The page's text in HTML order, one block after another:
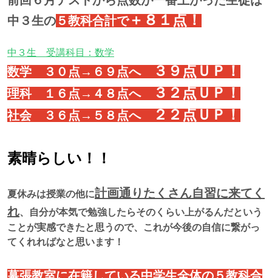
中３生の ５教科合計で＋８１点！
中３生 受講科目：数学
数学 ３０点→６９点へ ３９点ＵＰ！
理科 １６点→４８点へ ３２点ＵＰ！
社会 ３６点→５８点へ ２２点ＵＰ！
素晴らしい！！
夏休みは授業の他に計画通りたくさん自習に来てく
れ、自分が本気で勉強したらそのくらい上がるんだという
ことが実感できたと思うので、これが今後の自信に繋がっ
てくれればなと思います！